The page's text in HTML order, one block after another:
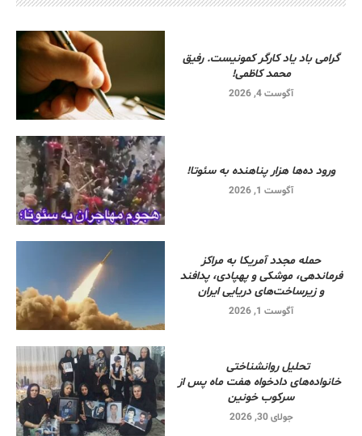
گرامی باد یاد کارگر کمونیست. رفیق
محمد کاظمی!
آگوست 4, 2026
ورود ده‌ها هزار پناهنده به سئوتا!
آگوست 1, 2026
حمله مجدد آمریکا به مراکز
فرماندهی، موشکی و پهپادی، پدافند
و زیرساخت‌های دریایی ایران
آگوست 1, 2026
تحلیل روانشناختی
خانواده‌های دادخواه هفت ماه پس از
سرکوب خونین
جولای 30, 2026